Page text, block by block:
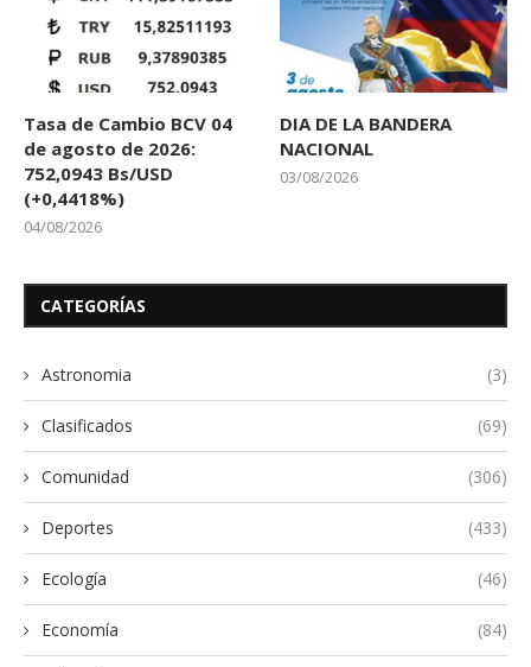
Tasa de Cambio BCV 04
de agosto de 2026:
752,0943 Bs/USD
(+0,4418%)
04/08/2026
DIA DE LA BANDERA
NACIONAL
03/08/2026
CATEGORÍAS
Astronomia (3)
Clasificados (69)
Comunidad (306)
Deportes (433)
Ecología (46)
Economía (84)